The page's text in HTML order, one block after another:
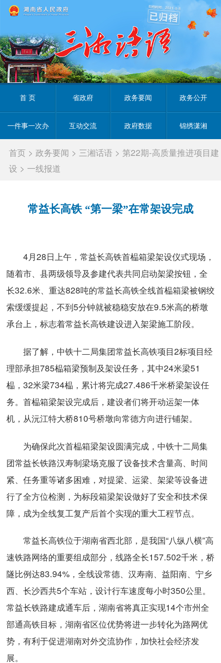
首 页 省政府 政务要闻 政务公开
一件事一次办 互动交流 政府数据 锦绣潇湘
首页 >政务要闻 > 三湘话语 > 第22期-高质量推进项目建
设 > 一线报道
常益长高铁 “第一梁”在常架设完成
4月28日上午，常益长高铁首榀箱梁架设仪式现场，
随着市、县两级领导及参建代表共同启动架梁按钮，全
长32.6米、重达828吨的常益长高铁全线首榀箱梁被钢绞
索缓缓提起，不到5分钟就被稳稳安放在9.5米高的桥墩
承台上，标志着常益长高铁建设进入架梁施工阶段。
据了解，中铁十二局集团常益长高铁项目2标项目经
理部承担785榀箱梁预制及架设任务，其中24米梁51
榀，32米梁734榀，累计将完成27.486千米桥梁架设任
务。首榀箱梁架设完成后，建设者们将开动运架一体
机，从沅江特大桥810号桥墩向常德方向进行铺架。
为确保此次首榀箱梁架设圆满完成，中铁十二局集
团常益长铁路汉寿制梁场克服了设备技术含量高、时间
紧、任务重等诸多困难，对提梁、运梁、架梁等设备进
行了全方位检测，为标段箱梁架设做好了安全和技术保
障，成为全线复工复产后首个实现的重大工程节点。
常益长高铁位于湖南省西北部，是我国“八纵八横”高
速铁路网络的重要组成部分，线路全长157.502千米，桥
隧比例达83.94%，全线设常德、汉寿南、益阳南、宁乡
西、长沙西共5个车站，设计行车速度每小时350公里。
常益长铁路建成通车后，湖南省将真正实现14个市州全
部通高铁目标，湖南省区位优势将进一步转化为路网优
势，有利于促进湖南对外交流协作，加快社会经济发
展。